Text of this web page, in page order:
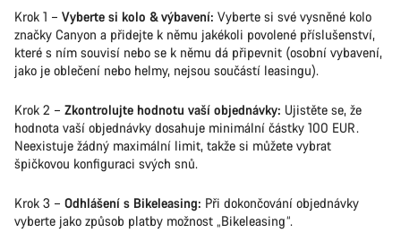
Krok 1 – Vyberte si kolo & výbavení: Vyberte si své vysněné kolo
značky Canyon a přidejte k němu jakékoli povolené příslušenství,
které s ním souvisí nebo se k němu dá připevnit (osobní vybavení,
jako je oblečení nebo helmy, nejsou součástí leasingu).
Krok 2 – Zkontrolujte hodnotu vaší objednávky: Ujistěte se, že
hodnota vaší objednávky dosahuje minimální částky 100 EUR.
Neexistuje žádný maximální limit, takže si můžete vybrat
špičkovou konfiguraci svých snů.
Krok 3 – Odhlášení s Bikeleasing: Při dokončování objednávky
vyberte jako způsob platby možnost „Bikeleasing“.